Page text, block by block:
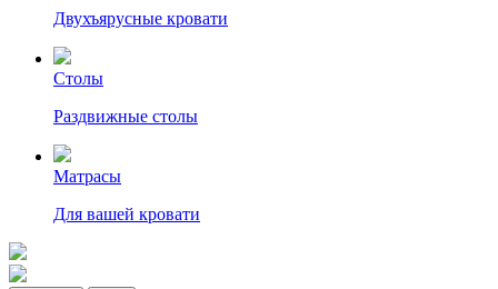
Двухъярусные кровати
Столы
Раздвижные столы
Матрасы
Для вашей кровати